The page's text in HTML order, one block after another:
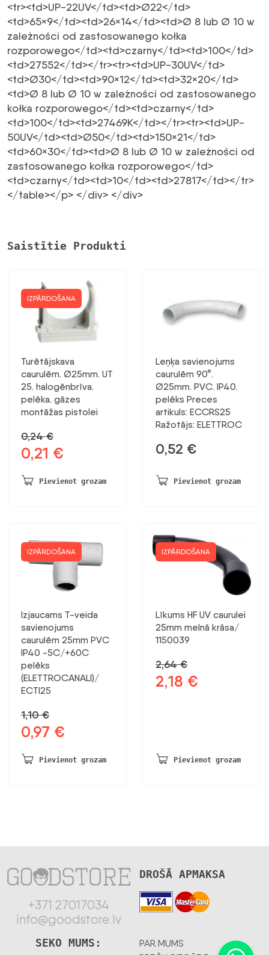
<tr><td>UP-22UV</td><td>Ø22</td>
<td>65×9</td><td>26×14</td><td>Ø 8 lub Ø 10 w
zależności od zastosowanego kołka
rozporowego</td><td>czarny</td><td>100</td>
<td>27552</td></tr><tr><td>UP-30UV</td>
<td>Ø30</td><td>90×12</td><td>32×20</td>
<td>Ø 8 lub Ø 10 w zależności od zastosowanego
kołka rozporowego</td><td>czarny</td>
<td>100</td><td>27469K</td></tr><tr><td>UP-
50UV</td><td>Ø50</td><td>150×21</td>
<td>60×30</td><td>Ø 8 lub Ø 10 w zależności od
zastosowanego kołka rozporowego</td>
<td>czarny</td><td>10</td><td>27817</td></tr>
</table></p> </div> </div>
Saistītie Produkti
IZPĀRDOŠANA
Turētājskava
caurulēm. Ø25mm. UT
25. halogēnbrīva.
pelēka. gāzes
montāžas pistolei
0,24€
Sākotnējā
bija:
0,21 €
ir:
Pievienot grozam
Leņķa savienojums
caurulēm 90°.
Ø25mm. PVC. IP40.
pelēks Preces
artikuls: ECCRS25
Ražotājs: ELETTROC
0,52 €
Pievienot grozam
IZPĀRDOŠANA
Izjaucams T-veida
savienojums
caurulēm 25mm PVC
IP40 -5C/+60C
pelēks
(ELETTROCANALI)/
ECTI25
1,10€
Sākotnējā
bija:
0,97 €
ir:
Pievienot grozam
IZPĀRDOŠANA
Līkums HF UV caurulei
25mm melnā krāsa/
1150039
2,64€
Sākotnējā
2,18 €
Pievienot grozam
+371 27017034
info@goodstore.lv
DROŠĀ APMAKSA
PAR MUMS
SEKO MUMS: